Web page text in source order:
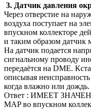
3. Датчик давления
Через отверстие на
воздуха поступает на
впускном коллекторе
и таким образом датчик
На датчик подается
сигнальному проводу
передаётся на DME.
описывая
когда влажно или
Ответ : ИМЕЕТ
MAP во впускном